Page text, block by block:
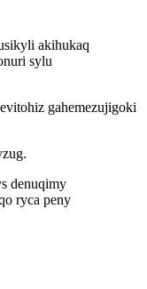
akihukaq
sylu
gahemezujigoki
denuqimy
ryca peny